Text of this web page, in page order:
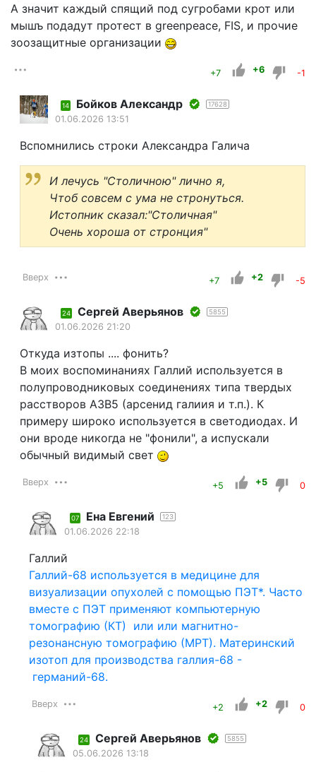
А значит каждый спящий под сугробами крот или
мышъ подадут протест в greenpeace, FIS, и прочие
зоозащитные организации
+7 +6 -1
14 Бойков Александр 17628
01.06.2026 13:51
Вспомнились строки Александра Галича
И лечусь "Столичною" лично я,
Чтоб совсем с ума не стронуться.
Истопник сказал:"Столичная"
Очень хороша от стронция"
Вверх +7 +2 -5
24 Сергей Аверьянов 5855
01.06.2026 21:20
Откуда изтопы .... фонить?
В моих воспоминаниях Галлий используется в
полупроводниковых соединениях типа твердых
расстворов A3B5 (арсенид галиия и т.п.). К
примеру широко используется в светодиодах. И
они вроде никогда не "фонили", а испускали
обычный видимый свет
Вверх +5 +5 0
07 Ена Евгений 123
01.06.2026 22:18
Галлий
Галлий-68 используется в медицине для
визуализации опухолей с помощью ПЭТ*. Часто
вместе с ПЭТ применяют компьютерную
томографию (КТ) или или магнитно-
резонансную томографию (МРТ). Материнский
изотоп для производства галлия-68 -
германий-68.
Вверх +2 +2 0
24 Сергей Аверьянов 5855
05.06.2026 13:18